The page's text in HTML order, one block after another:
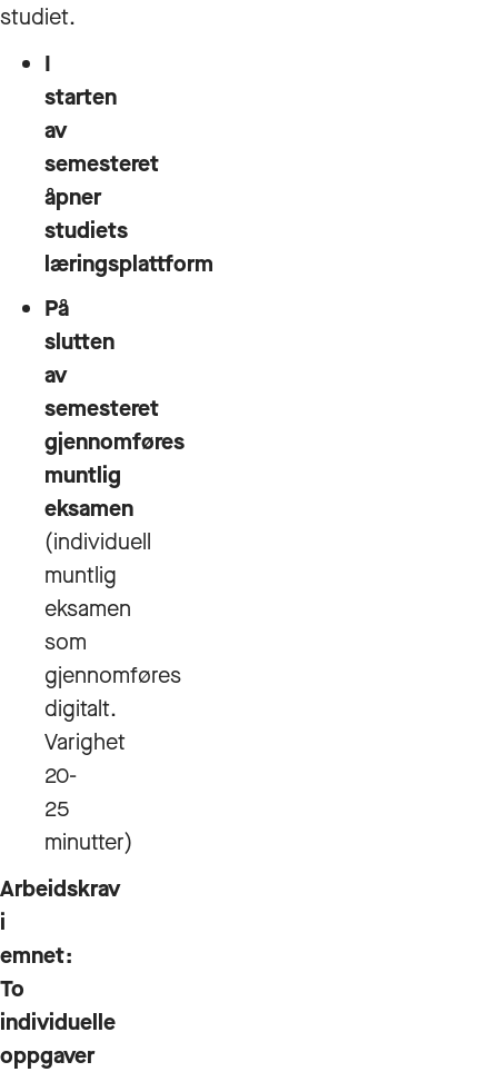
studiet.
I
starten
av
semesteret
åpner
studiets
læringsplattform
På
slutten
av
semesteret
gjennomføres
muntlig
eksamen
(individuell
muntlig
eksamen
som
gjennomføres
digitalt.
Varighet
20-
25
minutter)
Arbeidskrav
i
emnet:
To
individuelle
oppgaver